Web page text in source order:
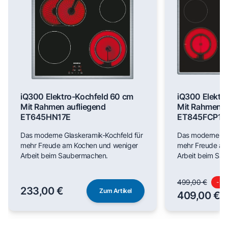
iQ300 Elektro-Kochfeld 60 cm
Mit Rahmen aufliegend
ET645HN17E
Das moderne Glaskeramik-Kochfeld für
mehr Freude am Kochen und weniger
Arbeit beim Saubermachen.
233,00 € Zum Artikel
iQ300
Mit Rahmen
ET845FCP1D
Das moderne
mehr Freude
Arbeit beim
499,00 € -18
409,00 €